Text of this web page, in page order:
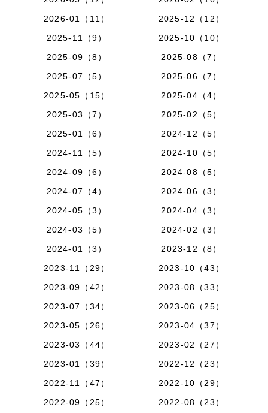
2026-01（11）
2025-12（12）
2025-11（9）
2025-10（10）
2025-09（8）
2025-08（7）
2025-07（5）
2025-06（7）
2025-05（15）
2025-04（4）
2025-03（7）
2025-02（5）
2025-01（6）
2024-12（5）
2024-11（5）
2024-10（5）
2024-09（6）
2024-08（5）
2024-07（4）
2024-06（3）
2024-05（3）
2024-04（3）
2024-03（5）
2024-02（3）
2024-01（3）
2023-12（8）
2023-11（29）
2023-10（43）
2023-09（42）
2023-08（33）
2023-07（34）
2023-06（25）
2023-05（26）
2023-04（37）
2023-03（44）
2023-02（27）
2023-01（39）
2022-12（23）
2022-11（47）
2022-10（29）
2022-09（25）
2022-08（23）